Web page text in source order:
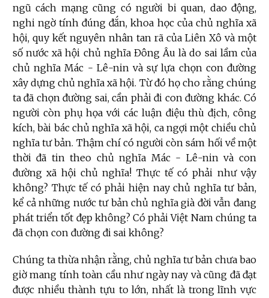
ngũ cách mạng cũng có người bi quan, dao động,
nghi ngờ tính đúng đắn, khoa học của chủ nghĩa xã
hội, quy kết nguyên nhân tan rã của Liên Xô và một
số nước xã hội chủ nghĩa Đông Âu là do sai lầm của
chủ nghĩa Mác - Lê-nin và sự lựa chọn con đường
xây dựng chủ nghĩa xã hội. Từ đó họ cho rằng chúng
ta đã chọn đường sai, cần phải đi con đường khác. Có
người còn phụ họa với các luận điệu thù địch, công
kích, bài bác chủ nghĩa xã hội, ca ngợi một chiều chủ
nghĩa tư bản. Thậm chí có người còn sám hối về một
thời đã tin theo chủ nghĩa Mác - Lê-nin và con
đường xã hội chủ nghĩa! Thực tế có phải như vậy
không? Thực tế có phải hiện nay chủ nghĩa tư bản,
kể cả những nước tư bản chủ nghĩa già đời vẫn đang
phát triển tốt đẹp không? Có phải Việt Nam chúng ta
đã chọn con đường đi sai không?
Chúng ta thừa nhận rằng, chủ nghĩa tư bản chưa bao
giờ mang tính toàn cầu như ngày nay và cũng đã đạt
được nhiều thành tựu to lớn, nhất là trong lĩnh vực